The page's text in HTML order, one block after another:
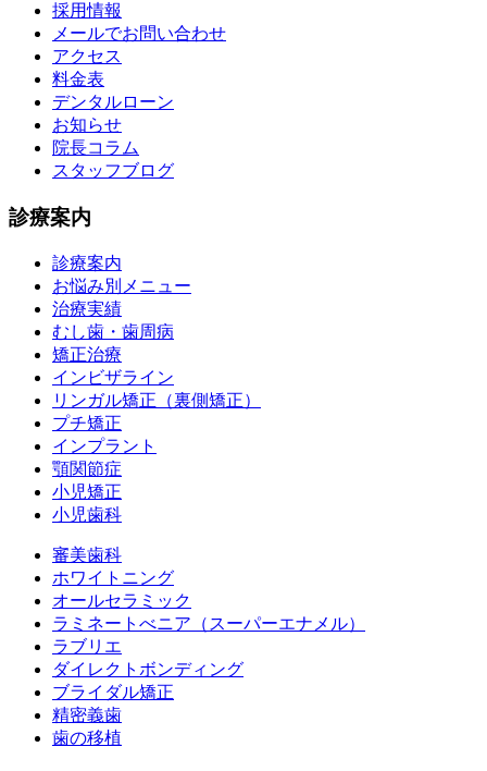
採用情報
メールでお問い合わせ
アクセス
料金表
デンタルローン
お知らせ
院長コラム
スタッフブログ
診療案内
診療案内
お悩み別メニュー
治療実績
むし歯・歯周病
矯正治療
インビザライン
リンガル矯正（裏側矯正）
プチ矯正
インプラント
顎関節症
小児矯正
小児歯科
審美歯科
ホワイトニング
オールセラミック
ラミネートべニア （スーパーエナメル）
ラブリエ
ダイレクトボンディング
ブライダル矯正
精密義歯
歯の移植